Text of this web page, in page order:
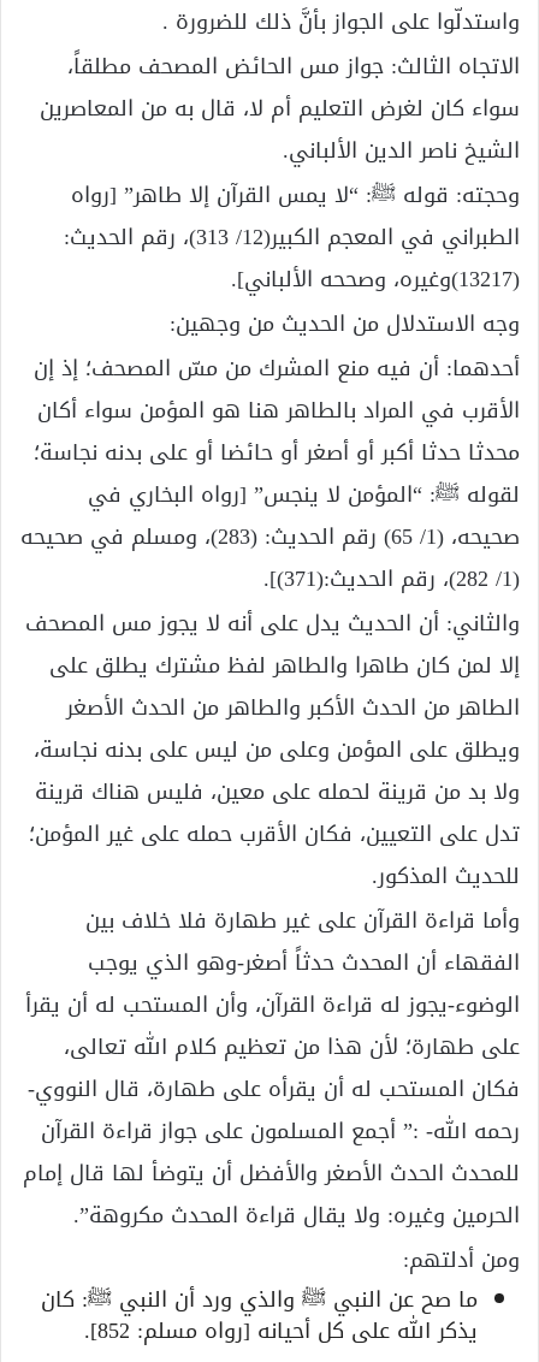
واستدلّوا على الجواز بأنَّ ذلك للضرورة .
الاتجاه الثالث: جواز مس الحائض المصحف مطلقاً،
سواء كان لغرض التعليم أم لا، قال به من المعاصرين
الشيخ ناصر الدين الألباني.
وحجته: قوله ﷺ: “لا يمس القرآن إلا طاهر” [رواه
الطبراني في المعجم الكبير(12/ 313)، رقم الحديث:
(13217)وغيره، وصححه الألباني].
وجه الاستدلال من الحديث من وجهين:
أحدهما: أن فيه منع المشرك من مسّ المصحف؛ إذ إن
الأقرب في المراد بالطاهر هنا هو المؤمن سواء أكان
محدثا حدثا أكبر أو أصغر أو حائضا أو على بدنه نجاسة؛
لقوله ﷺ: “المؤمن لا ينجس” [رواه البخاري في
صحيحه، (1/ 65) رقم الحديث: (283)، ومسلم في صحيحه
(1/ 282)، رقم الحديث:(371)].
والثاني: أن الحديث يدل على أنه لا يجوز مس المصحف
إلا لمن كان طاهرا والطاهر لفظ مشترك يطلق على
الطاهر من الحدث الأكبر والطاهر من الحدث الأصغر
ويطلق على المؤمن وعلى من ليس على بدنه نجاسة،
ولا بد من قرينة لحمله على معين، فليس هناك قرينة
تدل على التعيين، فكان الأقرب حمله على غير المؤمن؛
للحديث المذكور.
وأما قراءة القرآن على غير طهارة فلا خلاف بين
الفقهاء أن المحدث حدثاً أصغر-وهو الذي يوجب
الوضوء-يجوز له قراءة القرآن، وأن المستحب له أن يقرأ
على طهارة؛ لأن هذا من تعظيم كلام الله تعالى،
فكان المستحب له أن يقرأه على طهارة، قال النووي-
رحمه الله- :” أجمع المسلمون على جواز قراءة القرآن
للمحدث الحدث الأصغر والأفضل أن يتوضأ لها قال إمام
الحرمين وغيره: ولا يقال قراءة المحدث مكروهة”.
ومن أدلتهم:
ما صح عن النبي ﷺ والذي ورد أن النبي ﷺ: كان
يذكر الله على كل أحيانه [رواه مسلم: 852].